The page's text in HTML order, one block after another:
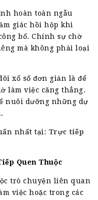
hoàn toàn ngẫu
giác hồi hộp khi
bố. Chính sự chờ
mà không phải loại
xổ số đơn giản là để
làm việc căng thẳng.
nuôi dưỡng những dự
nhất tại: Trực tiếp
Quen Thuộc
trò chuyện liên quan
việc hoặc trong các